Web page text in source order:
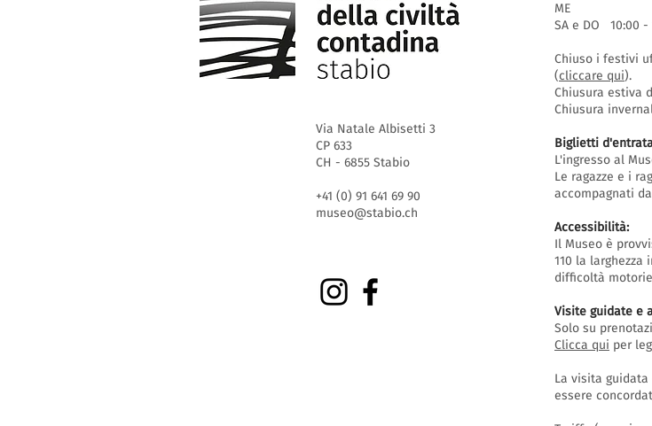
Via Natale Albisetti 3
CP 633
CH - 6855 Stabio
+41 (0) 91 641 69 90
museo@stabio.ch
ME
SA e DO 10:00 -
Chiuso i festivi
(cliccare qui).
Chiusura estiva
Chiusura
Biglietti
L'ingresso al
Le ragazze e i
accompagnati
Accessibilità:
Il Museo è
110 la larghezza
difficoltà
Visite guidate e
Solo su
Clicca qui per
La visita
essere